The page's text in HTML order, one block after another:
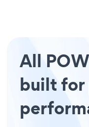
All
built for